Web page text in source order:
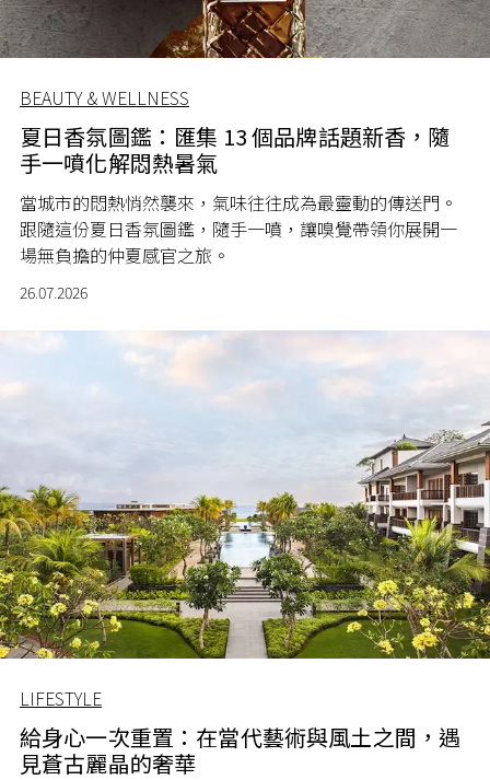
BEAUTY & WELLNESS
夏日香氛圖鑑：匯集 13 個品牌話題新香，隨
手一噴化解悶熱暑氣
當城市的悶熱悄然襲來，氣味往往成為最靈動的傳送門。
跟隨這份夏日香氛圖鑑，隨手一噴，讓嗅覺帶領你展開一
場無負擔的仲夏感官之旅。
26.07.2026
LIFESTYLE
給身心一次重置：在當代藝術與風土之間，遇
見蒼古麗晶的奢華